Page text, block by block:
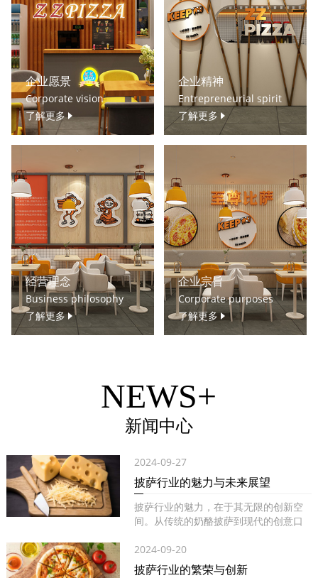
企业愿景
Corporate vision
了解更多
企业精神
Entrepreneurial spirit
了解更多
经营理念
Business philosophy
了解更多
企业宗旨
Corporate purposes
了解更多
NEWS+
新闻中心
2024-09-27
披萨行业的魅力与未来展望
披萨行业的魅力，在于其无限的创新空
间。从传统的奶酪披萨到现代的创意口
2024-09-20
披萨行业的繁荣与创新